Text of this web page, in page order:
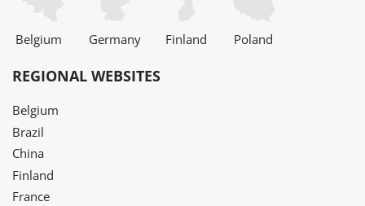
Belgium Germany Finland Poland
REGIONAL WEBSITES
Belgium
Brazil
China
Finland
France